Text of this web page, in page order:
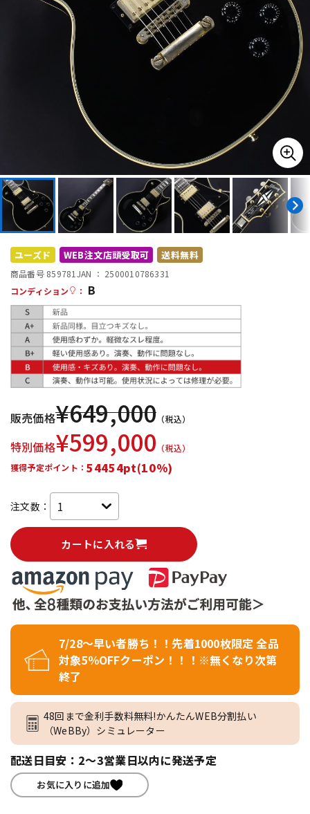
キーボード 電子ピアノ
管楽器
アンプ
DTM オンライン納品 レコーディング機器
配信/ライブ機器
中古 ヴィンテージ
ユーズド WEB注文店頭受取可 送料無料
商品番号 859781 JAN ： 2500010786331
コンディション
： B
販売価格¥649,000 （税込）
特別価格¥599,000 （税込）
獲得予定ポイント： 54454pt(10%)
注文数：
カートに入れる
7/28～早い者勝ち！！先着1000枚限定 全品
対象5％OFFクーポン！！！※無くなり次第
終了
48回まで金利手数料無料!かんたんWEB分割払い
（WeBBy）シミュレーター
配送日目安：2～3営業日以内に発送予定
お気に入りに追加